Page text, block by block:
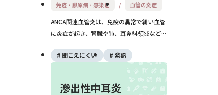
免疫・膠原病・感染症 血管の炎症
ANCA関連血管炎は、免疫の異常で細い血管
に炎症が起き、腎臓や肺、耳鼻科領域などに
ることもあり、早期診断と治療が重要です。
聞こえにくい 発熱